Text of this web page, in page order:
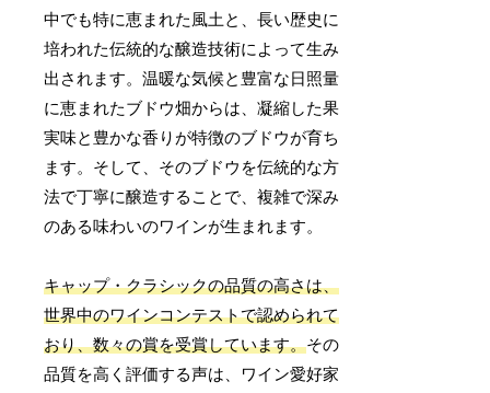
中でも特に恵まれた風土と、長い歴史に
培われた伝統的な醸造技術によって生み
出されます。温暖な気候と豊富な日照量
に恵まれたブドウ畑からは、凝縮した果
実味と豊かな香りが特徴のブドウが育ち
ます。そして、そのブドウを伝統的な方
法で丁寧に醸造することで、複雑で深み
のある味わいのワインが生まれます。
キャップ・クラシックの品質の高さは、
世界中のワインコンテストで認められて
おり、数々の賞を受賞しています。その
品質を高く評価する声は、ワイン愛好家